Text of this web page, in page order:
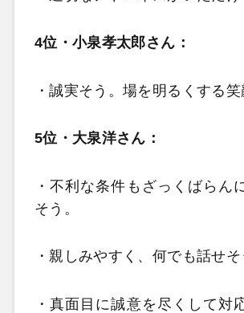
4位・小泉孝太郎さん：
・誠実そう。場を明るくする笑
5位・大泉洋さん：
・不利な条件もざっくばらん
そう。
・親しみやすく、何でも話せそ
・真面目に誠意を尽くして対